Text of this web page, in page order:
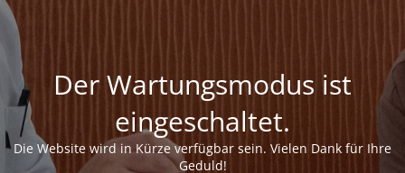
Der Wartungsmodus ist
eingeschaltet.
Die Website wird in Kürze verfügbar sein. Vielen Dank für Ihre
Geduld!